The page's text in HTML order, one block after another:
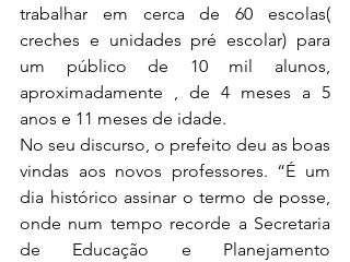
trabalhar em cerca de 60 escolas(
creches e unidades pré escolar) para
um público de 10 mil alunos,
aproximadamente , de 4 meses a 5
anos e 11 meses de idade.
No seu discurso, o prefeito deu as boas
vindas aos novos professores. “É um
dia histórico assinar o termo de posse,
onde num tempo recorde a Secretaria
de Educação e Planejamento